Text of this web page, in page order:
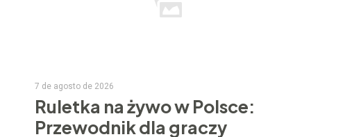
7 de agosto de 2026
Ruletka na żywo w Polsce:
Przewodnik dla graczy